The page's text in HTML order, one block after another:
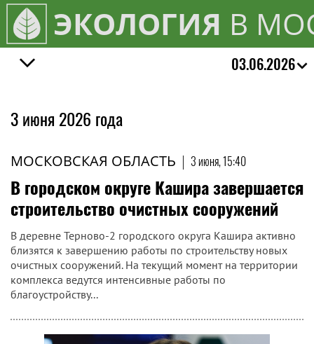
ЭКОЛОГИЯ В
03.06.2026
3 июня 2026 года
МОСКОВСКАЯ ОБЛАСТЬ | 3 июня, 15:40
В городском округе Кашира завершается
строительство очистных сооружений
В деревне Терново-2 городского округа Кашира активно
близятся к завершению работы по строительству новых
очистных сооружений. На текущий момент на территории
комплекса ведутся интенсивные работы по
благоустройству...